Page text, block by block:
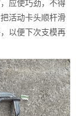
应使巧劲，不得
活动卡头顺杆滑
以便下次支模再